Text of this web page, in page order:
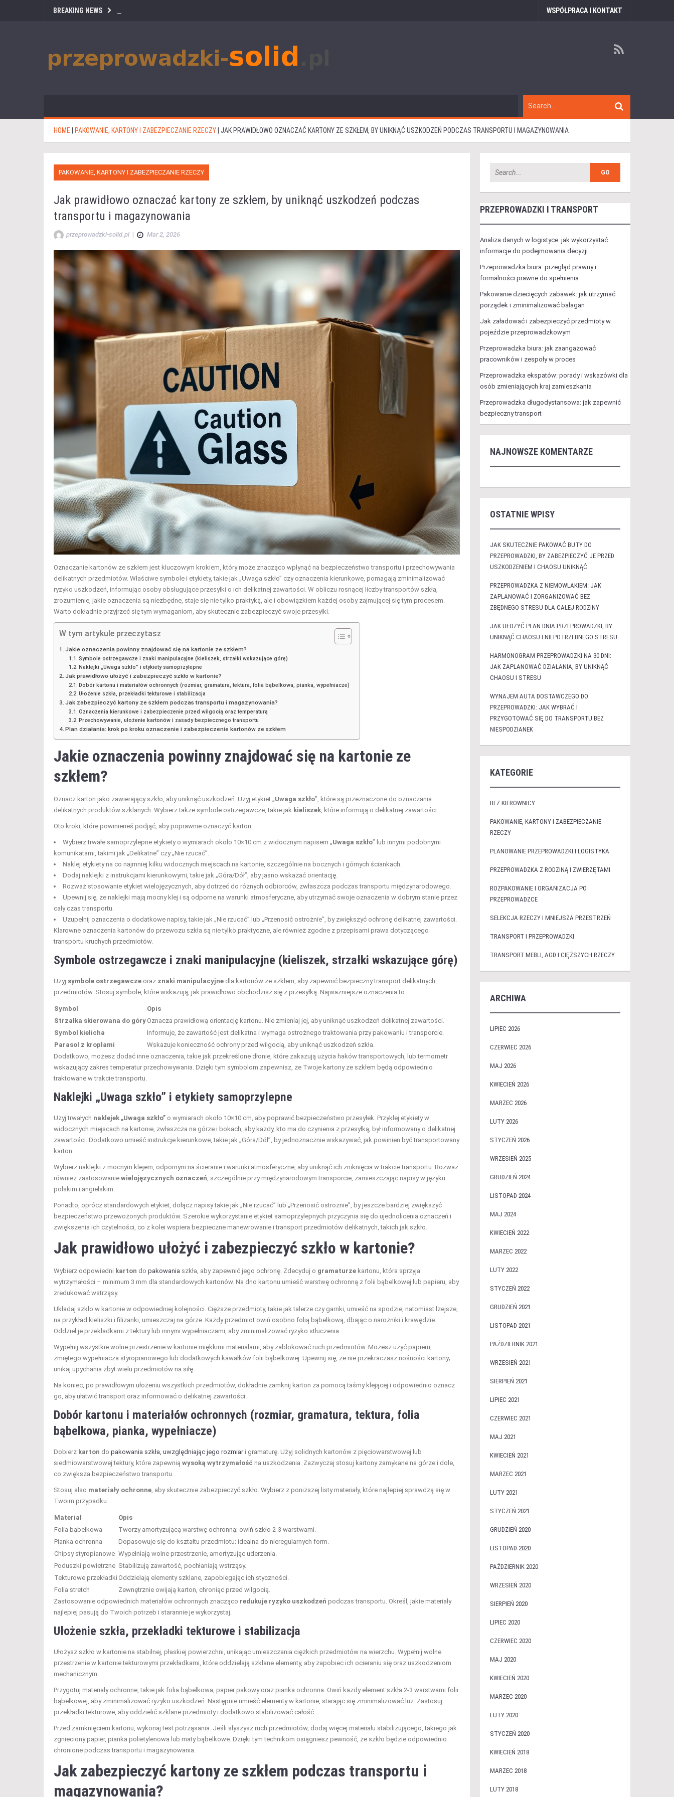
BREAKING NEWS WSPÓŁPRACA I KONTAKT
HOME PAKOWANIE, KARTONY I ZABEZPIECZANIE RZECZY JAK PRAWIDŁOWO OZNACZAĆ KARTONY ZE SZKŁEM, BY UNIKNĄĆ USZKODZEŃ PODCZAS TRANSPORTU I MAGAZYNOWANIA
PAKOWANIE, KARTONY I ZABEZPIECZANIE RZECZY
Jak prawidłowo oznaczać kartony ze szkłem, by uniknąć uszkodzeń podczas
transportu i magazynowania
przeprowadzki-solid.pl | Mar 2, 2026
Oznaczanie kartonów ze szkłem jest kluczowym krokiem, który może znacząco wpłynąć na bezpieczeństwo transportu i przechowywania
delikatnych przedmiotów. Właściwe symbole i etykiety, takie jak „Uwaga szkło” czy oznaczenia kierunkowe, pomagają zminimalizować
ryzyko uszkodzeń, informując osoby obsługujące przesyłki o ich delikatnej zawartości. W obliczu rosnącej liczby transportów szkła,
zrozumienie, jakie oznaczenia są niezbędne, staje się nie tylko praktyką, ale i obowiązkiem każdej osoby zajmującej się tym procesem.
Warto dokładnie przyjrzeć się tym wymaganiom, aby skutecznie zabezpieczyć swoje przesyłki.
W tym artykule przeczytasz
Jakie oznaczenia powinny znajdować się na kartonie ze szkłem?
Symbole ostrzegawcze i znaki manipulacyjne (kieliszek, strzałki wskazujące górę)
Naklejki „Uwaga szkło” i etykiety samoprzylepne
Jak prawidłowo ułożyć i zabezpieczyć szkło w kartonie?
Dobór kartonu i materiałów ochronnych (rozmiar, gramatura, tektura, folia bąbelkowa, pianka, wypełniacze)
Ułożenie szkła, przekładki tekturowe i stabilizacja
Jak zabezpieczyć kartony ze szkłem podczas transportu i magazynowania?
Oznaczenia kierunkowe i zabezpieczenie przed wilgocią oraz temperaturą
Przechowywanie, ułożenie kartonów i zasady bezpiecznego transportu
Plan działania: krok po kroku oznaczenie i zabezpieczenie kartonów ze szkłem
Jakie oznaczenia powinny znajdować się na kartonie ze
szkłem?
Oznacz karton jako zawierający szkło, aby uniknąć uszkodzeń. Użyj etykiet „Uwaga szkło”, które są przeznaczone do oznaczania
delikatnych produktów szklanych. Wybierz także symbole ostrzegawcze, takie jak kieliszek, które informują o delikatnej zawartości.
Oto kroki, które powinieneś podjąć, aby poprawnie oznaczyć karton:
Wybierz trwałe samoprzylepne etykiety o wymiarach około 10×10 cm z widocznym napisem „Uwaga szkło” lub innymi podobnymi
komunikatami, takimi jak „Delikatne” czy „Nie rzucać”.
Naklej etykiety na co najmniej kilku widocznych miejscach na kartonie, szczególnie na bocznych i górnych ściankach.
Dodaj naklejki z instrukcjami kierunkowymi, takie jak „Góra/Dół”, aby jasno wskazać orientację.
Rozważ stosowanie etykiet wielojęzycznych, aby dotrzeć do różnych odbiorców, zwłaszcza podczas transportu międzynarodowego.
Upewnij się, że naklejki mają mocny klej i są odporne na warunki atmosferyczne, aby utrzymać swoje oznaczenia w dobrym stanie przez
cały czas transportu.
Uzupełnij oznaczenia o dodatkowe napisy, takie jak „Nie rzucać” lub „Przenosić ostrożnie”, by zwiększyć ochronę delikatnej zawartości.
Klarowne oznaczenia kartonów do przewozu szkła są nie tylko praktyczne, ale również zgodne z przepisami prawa dotyczącego
transportu kruchych przedmiotów.
Symbole ostrzegawcze i znaki manipulacyjne (kieliszek, strzałki wskazujące górę)
Użyj symbole ostrzegawcze oraz znaki manipulacyjne dla kartonów ze szkłem, aby zapewnić bezpieczny transport delikatnych
przedmiotów. Stosuj symbole, które wskazują, jak prawidłowo obchodzisz się z przesyłką. Najważniejsze oznaczenia to:
Symbol
Opis
Strzałka skierowana do góry Oznacza prawidłową orientację kartonu. Nie zmieniaj jej, aby uniknąć uszkodzeń delikatnej zawartości.
Symbol kielicha
Informuje, że zawartość jest delikatna i wymaga ostrożnego traktowania przy pakowaniu i transporcie.
Parasol z kroplami
Wskazuje konieczność ochrony przed wilgocią, aby uniknąć uszkodzeń szkła.
Dodatkowo, możesz dodać inne oznaczenia, takie jak przekreślone dłonie, które zakazują użycia haków transportowych, lub termometr
wskazujący zakres temperatur przechowywania. Dzięki tym symbolom zapewnisz, że Twoje kartony ze szkłem będą odpowiednio
traktowane w trakcie transportu.
Naklejki „Uwaga szkło” i etykiety samoprzylepne
Użyj trwałych naklejek „Uwaga szkło” o wymiarach około 10×10 cm, aby poprawić bezpieczeństwo przesyłek. Przyklej etykiety w
widocznych miejscach na kartonie, zwłaszcza na górze i bokach, aby każdy, kto ma do czynienia z przesyłką, był informowany o delikatnej
zawartości. Dodatkowo umieść instrukcje kierunkowe, takie jak „Góra/Dół”, by jednoznacznie wskazywać, jak powinien być transportowany
karton.
Wybierz naklejki z mocnym klejem, odpornym na ścieranie i warunki atmosferyczne, aby uniknąć ich zniknięcia w trakcie transportu. Rozważ
również zastosowanie wielojęzycznych oznaczeń, szczególnie przy międzynarodowym transporcie, zamieszczając napisy w języku
polskim i angielskim.
Ponadto, oprócz standardowych etykiet, dołącz napisy takie jak „Nie rzucać” lub „Przenosić ostrożnie”, by jeszcze bardziej zwiększyć
bezpieczeństwo przewożonych produktów. Szerokie wykorzystanie etykiet samoprzylepnych przyczynia się do ujednolicenia oznaczeń i
zwiększenia ich czytelności, co z kolei wspiera bezpieczne manewrowanie i transport przedmiotów delikatnych, takich jak szkło.
Jak prawidłowo ułożyć i zabezpieczyć szkło w kartonie?
Wybierz odpowiedni karton do pakowania szkła, aby zapewnić jego ochronę. Zdecyduj o gramaturze kartonu, która sprzyja
wytrzymałości – minimum 3 mm dla standardowych kartonów. Na dno kartonu umieść warstwę ochronną z folii bąbelkowej lub papieru, aby
zredukować wstrząsy.
Układaj szkło w kartonie w odpowiedniej kolejności. Cięższe przedmioty, takie jak talerze czy garnki, umieść na spodzie, natomiast lżejsze,
na przykład kieliszki i filiżanki, umieszczaj na górze. Każdy przedmiot owiń osobno folią bąbelkową, dbając o narożniki i krawędzie.
Oddziel je przekładkami z tektury lub innymi wypełniaczami, aby zminimalizować ryzyko stłuczenia.
Wypełnij wszystkie wolne przestrzenie w kartonie miękkimi materiałami, aby zablokować ruch przedmiotów. Możesz użyć papieru,
zmiętego wypełniacza styropianowego lub dodatkowych kawałków folii bąbelkowej. Upewnij się, że nie przekraczasz nośności kartony;
unikaj upychania zbyt wielu przedmiotów na siłę.
Na koniec, po prawidłowym ułożeniu wszystkich przedmiotów, dokładnie zamknij karton za pomocą taśmy klejącej i odpowiednio oznacz
go, aby ułatwić transport oraz informować o delikatnej zawartości.
Dobór kartonu i materiałów ochronnych (rozmiar, gramatura, tektura, folia
bąbelkowa, pianka, wypełniacze)
Dobierz karton do pakowania szkła, uwzględniając jego rozmiari gramaturę. Użyj solidnych kartonów z pięciowarstwowej lub
siedmiowarstwowej tektury, które zapewnią wysoką wytrzymałość na uszkodzenia. Zazwyczaj stosuj kartony zamykane na górze i dole,
co zwiększa bezpieczeństwo transportu.
Stosuj also materiały ochronne, aby skutecznie zabezpieczyć szkło. Wybierz z poniższej listy materiały, które najlepiej sprawdzą się w
Twoim przypadku:
Materiał
Opis
Folia bąbelkowa
Tworzy amortyzującą warstwę ochronną; owiń szkło 2-3 warstwami.
Pianka ochronna
Dopasowuje się do kształtu przedmiotu; idealna do nieregularnych form.
Chipsy styropianowe Wypełniają wolne przestrzenie, amortyzując uderzenia.
Poduszki powietrzne Stabilizują zawartość, pochłaniają wstrząsy.
Tekturowe przekładki Oddzielają elementy szklane, zapobiegając ich styczności.
Folia stretch
Zewnętrznie owijają karton, chroniąc przed wilgocią.
Zastosowanie odpowiednich materiałów ochronnych znacząco redukuje ryzyko uszkodzeń podczas transportu. Określ, jakie materiały
najlepiej pasują do Twoich potrzeb i starannie je wykorzystaj.
Ułożenie szkła, przekładki tekturowe i stabilizacja
Ułożysz szkło w kartonie na stabilnej, płaskiej powierzchni, unikając umieszczania ciężkich przedmiotów na wierzchu. Wypełnij wolne
przestrzenie w kartonie tekturowymi przekładkami, które oddzielają szklane elementy, aby zapobiec ich ocieraniu się oraz uszkodzeniom
mechanicznym.
Przygotuj materiały ochronne, takie jak folia bąbelkowa, papier pakowy oraz pianka ochronna. Owiń każdy element szkła 2-3 warstwami folii
bąbelkowej, aby zminimalizować ryzyko uszkodzeń. Następnie umieść elementy w kartonie, starając się zminimalizować luz. Zastosuj
przekładki tekturowe, aby oddzielić szklane przedmioty i dodatkowo stabilizować całość.
Przed zamknięciem kartonu, wykonaj test potrząsania. Jeśli słyszysz ruch przedmiotów, dodaj więcej materiału stabilizującego, takiego jak
zgnieciony papier, pianka polietylenowa lub maty bąbelkowe. Dzięki tym technikom osiągniesz pewność, że szkło będzie odpowiednio
chronione podczas transportu i magazynowania.
Jak zabezpieczyć kartony ze szkłem podczas transportu i
magazynowania?
PRZEPROWADZKI I TRANSPORT
Analiza danych w logistyce: jak wykorzystać
informacje do podejmowania decyzji
Przeprowadzka biura: przegląd prawny i
formalności prawne do spełnienia
Pakowanie dziecięcych zabawek: jak utrzymać
porządek i zminimalizować bałagan
Jak załadować i zabezpieczyć przedmioty w
pojeździe przeprowadzkowym
Przeprowadzka biura: jak zaangażować
pracowników i zespoły w proces
Przeprowadzka ekspatów: porady i wskazówki dla
osób zmieniających kraj zamieszkania
Przeprowadzka długodystansowa: jak zapewnić
bezpieczny transport
NAJNOWSZE KOMENTARZE
OSTATNIE WPISY
JAK SKUTECZNIE PAKOWAĆ BUTY DO
PRZEPROWADZKI, BY ZABEZPIECZYĆ JE PRZED
USZKODZENIEM I CHAOSU UNIKNĄĆ
PRZEPROWADZKA Z NIEMOWLAKIEM: JAK
ZAPLANOWAĆ I ZORGANIZOWAĆ BEZ
ZBĘDNEGO STRESU DLA CAŁEJ RODZINY
JAK UŁOŻYĆ PLAN DNIA PRZEPROWADZKI, BY
UNIKNĄĆ CHAOSU I NIEPOTRZEBNEGO STRESU
HARMONOGRAM PRZEPROWADZKI NA 30 DNI:
JAK ZAPLANOWAĆ DZIAŁANIA, BY UNIKNĄĆ
CHAOSU I STRESU
WYNAJEM AUTA DOSTAWCZEGO DO
PRZEPROWADZKI: JAK WYBRAĆ I
PRZYGOTOWAĆ SIĘ DO TRANSPORTU BEZ
NIESPODZIANEK
KATEGORIE
BEZ KIEROWNICY
PAKOWANIE, KARTONY I ZABEZPIECZANIE
RZECZY
PLANOWANIE PRZEPROWADZKI I LOGISTYKA
PRZEPROWADZKA Z RODZINĄ I ZWIERZĘTAMI
ROZPAKOWANIE I ORGANIZACJA PO
PRZEPROWADZCE
SELEKCJA RZECZY I MNIEJSZA PRZESTRZEŃ
TRANSPORT I PRZEPROWADZKI
TRANSPORT MEBLI, AGD I CIĘŻSZYCH RZECZY
ARCHIWA
LIPIEC 2026
CZERWIEC 2026
MAJ 2026
KWIECIEŃ 2026
MARZEC 2026
LUTY 2026
STYCZEŃ 2026
WRZESIEŃ 2025
GRUDZIEŃ 2024
LISTOPAD 2024
MAJ 2024
KWIECIEŃ 2022
MARZEC 2022
LUTY 2022
STYCZEŃ 2022
GRUDZIEŃ 2021
LISTOPAD 2021
PAŹDZIERNIK 2021
WRZESIEŃ 2021
SIERPIEŃ 2021
LIPIEC 2021
CZERWIEC 2021
MAJ 2021
KWIECIEŃ 2021
MARZEC 2021
LUTY 2021
STYCZEŃ 2021
GRUDZIEŃ 2020
LISTOPAD 2020
PAŹDZIERNIK 2020
WRZESIEŃ 2020
SIERPIEŃ 2020
LIPIEC 2020
CZERWIEC 2020
MAJ 2020
KWIECIEŃ 2020
MARZEC 2020
LUTY 2020
STYCZEŃ 2020
KWIECIEŃ 2018
MARZEC 2018
LUTY 2018